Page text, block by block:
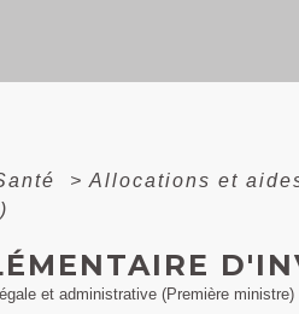
> Allocations et
et administrative (Première ministre)